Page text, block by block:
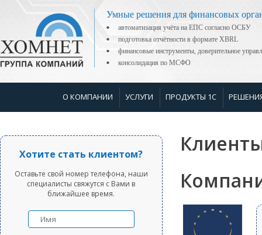
Умные решения для финансовых
автоматизация учёта на ЕПС согласно ОСБУ
подготовка отчётности в формате XBRL
финансовые инструменты, доверительное
консолидация по МСФО
О КОМПАНИИ УСЛУГИ ПРОДУКТЫ 1С
Хотите стать клиентом?
Оставьте свой номер телефона, наши
специалисты свяжутся с Вами в
ближайшее время.